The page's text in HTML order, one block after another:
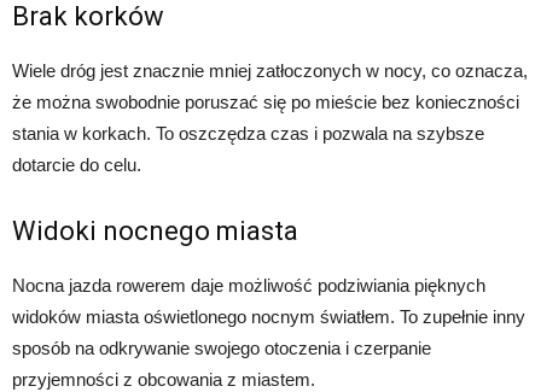
Brak korków
Wiele dróg jest znacznie mniej zatłoczonych w nocy, co oznacza,
że można swobodnie poruszać się po mieście bez konieczności
stania w korkach. To oszczędza czas i pozwala na szybsze
dotarcie do celu.
Widoki nocnego miasta
Nocna jazda rowerem daje możliwość podziwiania pięknych
widoków miasta oświetlonego nocnym światłem. To zupełnie inny
sposób na odkrywanie swojego otoczenia i czerpanie
przyjemności z obcowania z miastem.